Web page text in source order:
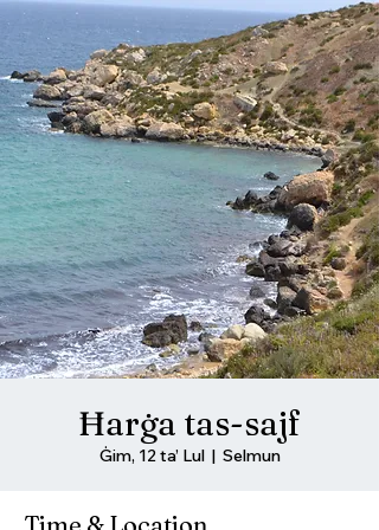
Ħarġa tas-sajf
Ġim, 12 ta’ Lul
  |
Selmun